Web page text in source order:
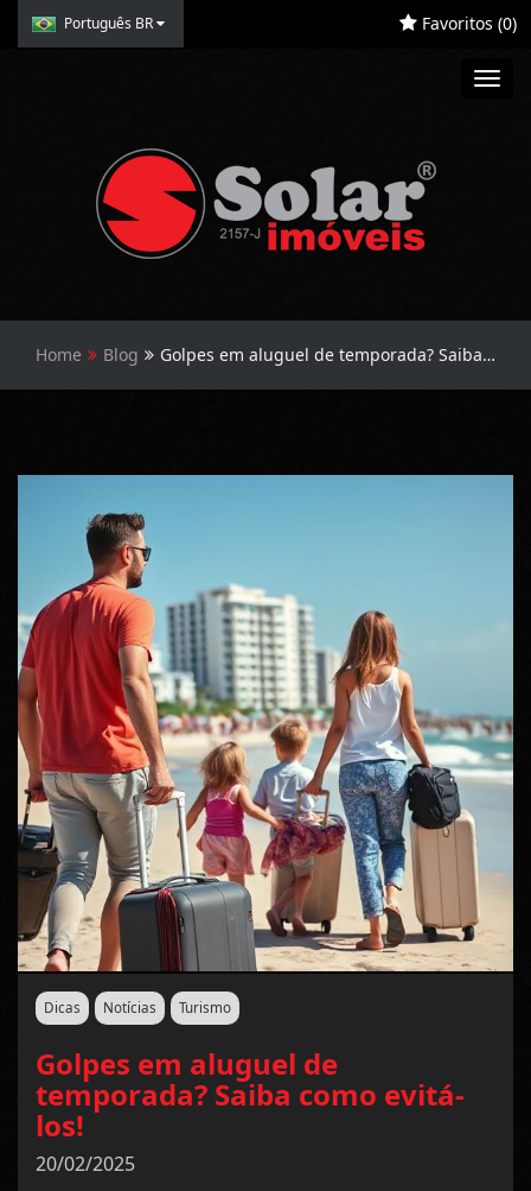
Português BR Favoritos (0)
Home Blog Golpes em aluguel de temporada? Saiba como evitá-los!
Dicas Notícias Turismo
Golpes em aluguel de
temporada? Saiba como evitá-
los!
20/02/2025